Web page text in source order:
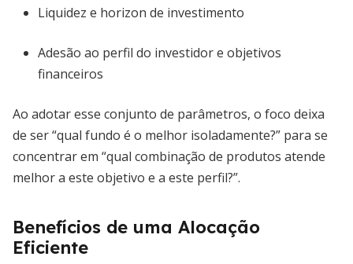
Liquidez e horizon de investimento
Adesão ao perfil do investidor e objetivos
financeiros
Ao adotar esse conjunto de parâmetros, o foco deixa
de ser “qual fundo é o melhor isoladamente?” para se
concentrar em “qual combinação de produtos atende
melhor a este objetivo e a este perfil?”.
Benefícios de uma Alocação
Eficiente